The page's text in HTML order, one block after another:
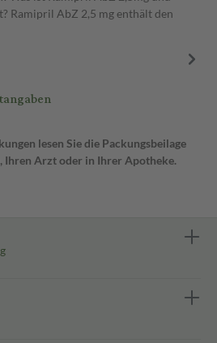
Ramipril AbZ 2,5 mg enthält den
lesen Sie die Packungsbeilage
Ihren Arzt oder in Ihrer Apotheke.